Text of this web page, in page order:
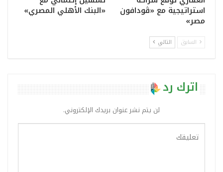
استراتيجية مع «ڤودافون
مصر»
«البنك الأهلي المصري»
السابق التالي
اترك رد
لن يتم نشر عنوان بريدك الإلكتروني.